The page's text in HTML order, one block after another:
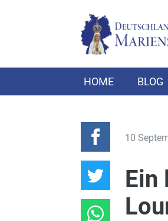
HOME BLOG
10
Ein